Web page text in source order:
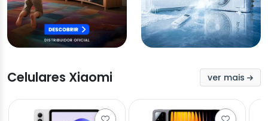
Celulares Xiaomi ver mais